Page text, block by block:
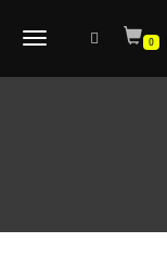
Переключить
0